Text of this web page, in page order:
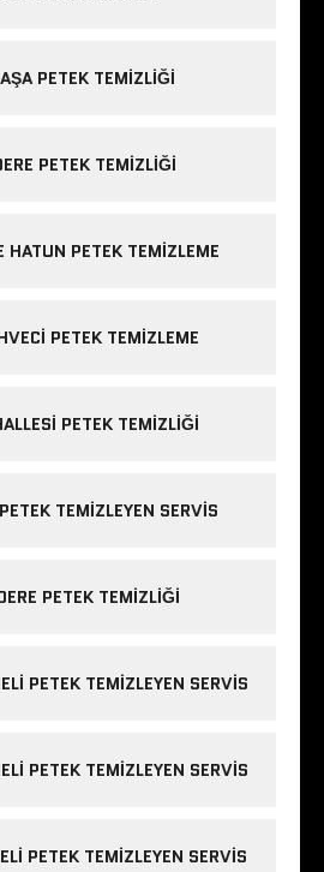
PETEK TEMIZLIĞI
PETEK TEMIZLIĞI
HATUN PETEK TEMIZLEME
PETEK TEMIZLEME
PETEK TEMIZLIĞI
TEMIZLEYEN SERVIS
PETEK TEMIZLIĞI
PETEK TEMIZLEYEN SERVIS
PETEK TEMIZLEYEN SERVIS
PETEK TEMIZLEYEN SERVIS